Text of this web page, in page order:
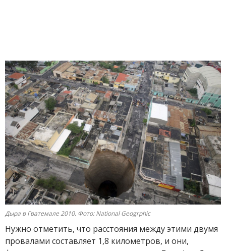
Дыра в Гватемале 2010. Фото: National Geogrphic
Нужно отметить, что расстояния между этими двумя
провалами составляет 1,8 километров, и они,